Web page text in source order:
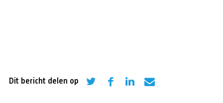
Dit bericht delen op